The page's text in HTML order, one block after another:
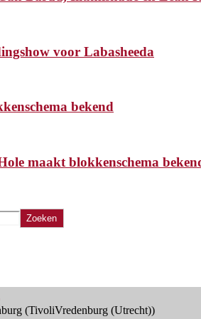
voor Labasheeda
bekend
maakt blokkenschema
Zoeken
(TivoliVredenburg (Utrecht))